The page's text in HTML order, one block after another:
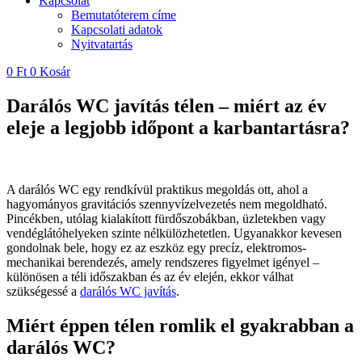
Bemutatóterem címe
Kapcsolati adatok
Nyitvatartás
0 Ft 0 Kosár
Darálós WC javítás télen – miért az év
eleje a legjobb időpont a karbantartásra?
A darálós WC egy rendkívül praktikus megoldás ott, ahol a
hagyományos gravitációs szennyvízelvezetés nem megoldható.
Pincékben, utólag kialakított fürdőszobákban, üzletekben vagy
vendéglátóhelyeken szinte nélkülözhetetlen. Ugyanakkor kevesen
gondolnak bele, hogy ez az eszköz egy precíz, elektromos-
mechanikai berendezés, amely rendszeres figyelmet igényel –
különösen a téli időszakban és az év elején, ekkor válhat
szükségessé a darálós WC javítás.
Miért éppen télen romlik el gyakrabban a
darálós WC?